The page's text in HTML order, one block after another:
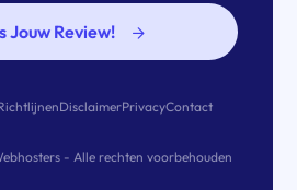
- Alle rechten voorbehouden
DisclaimerPrivacyContact
Jouw Review!